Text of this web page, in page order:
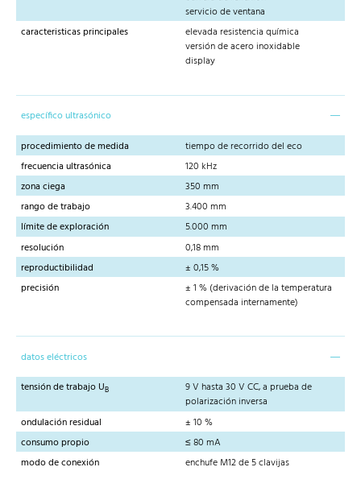
servicio de ventana
caracteristicas principales
elevada resistencia química
versión de acero inoxidable
display
específico ultrasónico
procedimiento de medida
tiempo de recorrido del eco
frecuencia ultrasónica
120 kHz
zona ciega
350 mm
rango de trabajo
3.400 mm
límite de exploración
5.000 mm
resolución
0,18 mm
reproductibilidad
± 0,15 %
precisión
± 1 % (derivación de la temperatura
compensada internamente)
datos eléctricos
tensión de trabajo UB
9 V hasta 30 V CC, a prueba de
polarización inversa
ondulación residual
± 10 %
consumo propio
≤ 80 mA
modo de conexión
enchufe M12 de 5 clavijas